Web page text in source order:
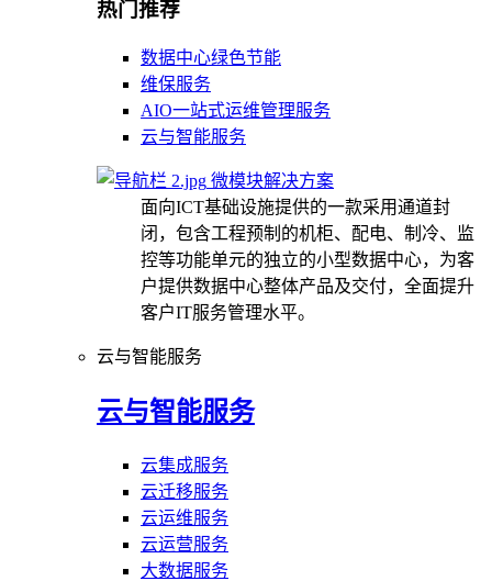
热门推荐
数据中心绿色节能
维保服务
AIO一站式运维管理服务
云与智能服务
微模块解决方案
面向ICT基础设施提供的一款采用通道封
闭，包含工程预制的机柜、配电、制冷、监
控等功能单元的独立的小型数据中心，为客
户提供数据中心整体产品及交付，全面提升
客户IT服务管理水平。
云与智能服务
云与智能服务
云集成服务
云迁移服务
云运维服务
云运营服务
大数据服务